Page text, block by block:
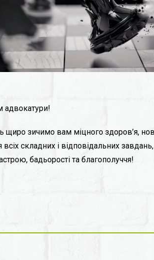
адвокатури!⠀
щиро зичимо вам міцного здоров’я,
складних і відповідальних
бадьорості та благополуччя!⠀